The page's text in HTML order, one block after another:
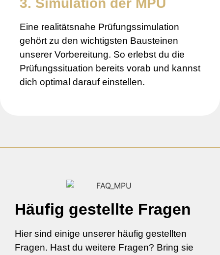
3. Simulation der MPU
Eine realitätsnahe Prüfungssimulation
gehört zu den wichtigsten Bausteinen
unserer Vorbereitung. So erlebst du die
Prüfungssituation bereits vorab und kannst
dich optimal darauf einstellen.
Häufig gestellte Fragen
Hier sind einige unserer häufig gestellten
Fragen. Hast du weitere Fragen? Bring sie